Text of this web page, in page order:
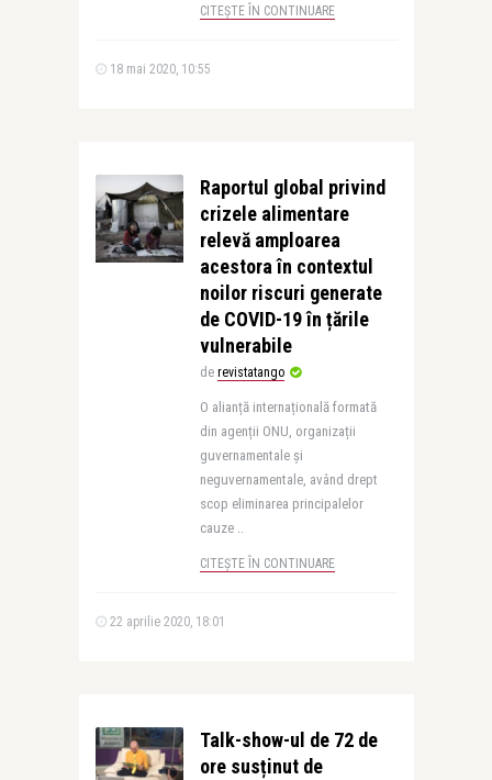
CITEȘTE ÎN CONTINUARE
18 mai 2020, 10:55
Raportul global privind
crizele alimentare
relevă amploarea
acestora în contextul
noilor riscuri generate
de COVID-19 în țările
vulnerabile
de revistatango
O alianță internațională formată
din agenții ONU, organizații
guvernamentale și
neguvernamentale, având drept
scop eliminarea principalelor
cauze ..
CITEȘTE ÎN CONTINUARE
22 aprilie 2020, 18:01
Talk-show-ul de 72 de
ore susținut de